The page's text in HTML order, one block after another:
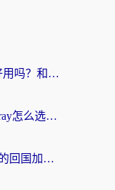
海外党必看：快帆TV版VPN好用吗？和快游VPN对比哪个回国效果更好？附实用避坑指南
海外党无忧指南：国内节点v2ray怎么选？一键回国VPN+多场景实测帮你避坑
海外党必看：如何选到最好用的回国加速器？从节点到售后的全维度指南